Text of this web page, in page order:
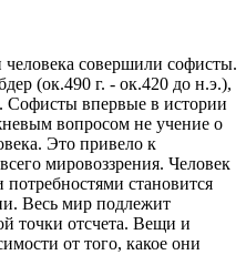
совершили софисты.
(ок.490 г. - ок.420 до н.э.),
Софисты впервые в истории
вопросом не учение о
Это привело к
мировоззрения. Человек
становится
Весь мир подлежит
точки отсчета. Вещи и
от того, какое они